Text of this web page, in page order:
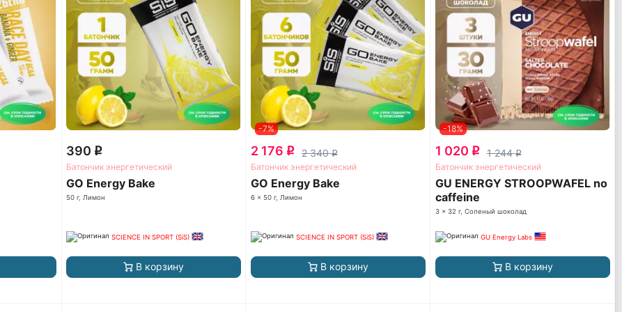
390 q
Батончик энергетический
GO Energy Bake
50 г, Лимон
SCIENCE IN SPORT (SiS)
В корзину
-7%
2 176 q 2 340q
Батончик энергетический
GO Energy Bake
6 x 50 г, Лимон
SCIENCE IN SPORT (SiS)
В корзину
-18%
1 020 q 1 244q
Батончик энергетический
GU ENERGY STROOPWAFEL no
caffeine
3 x 32 г, Соленый шоколад
GU Energy Labs
В корзину